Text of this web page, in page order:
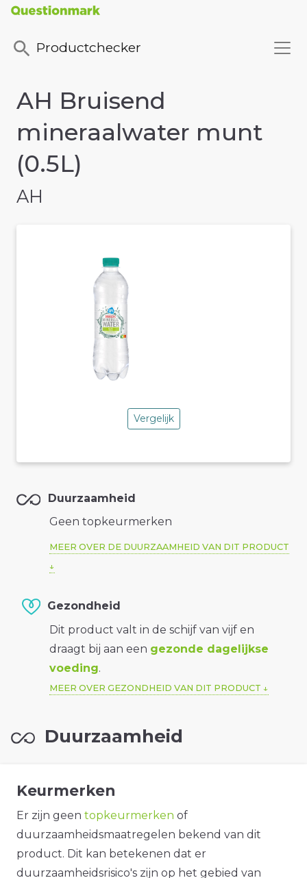
Productchecker
AH Bruisend
mineraalwater munt
(0.5L)
AH
Vergelijk
Duurzaamheid
Geen topkeurmerken
MEER OVER DE DUURZAAMHEID VAN DIT PRODUCT
Gezondheid
Dit product valt in de schijf van vijf en
draagt bij aan een gezonde dagelijkse
voeding.
MEER OVER GEZONDHEID VAN DIT PRODUCT
Duurzaamheid
Keurmerken
Er zijn geen topkeurmerken of
duurzaamheidsmaatregelen bekend van dit
product. Dit kan betekenen dat er
duurzaamheidsrisico's zijn op het gebied van